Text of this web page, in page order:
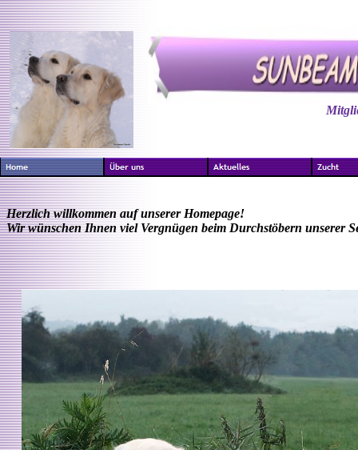
Herzlich willkommen auf unserer Homepage!
Wir wünschen Ihnen viel Vergnügen beim Durchstöbern unserer